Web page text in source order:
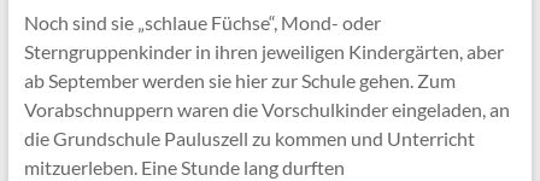
Noch sind sie „schlaue Füchse“, Mond- oder
Sterngruppenkinder in ihren jeweiligen Kindergärten, aber
ab September werden sie hier zur Schule gehen. Zum
Vorabschnuppern waren die Vorschulkinder eingeladen, an
die Grundschule Pauluszell zu kommen und Unterricht
mitzuerleben. Eine Stunde lang durften